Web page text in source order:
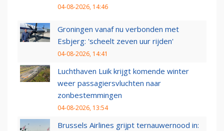
04-08-2026, 14:46
Groningen vanaf nu verbonden met
Esbjerg: 'scheelt zeven uur rijden'
04-08-2026, 14:41
Luchthaven Luik krijgt komende winter
weer passagiersvluchten naar
zonbestemmingen
04-08-2026, 13:54
Brussels Airlines grijpt ternauwernood in: